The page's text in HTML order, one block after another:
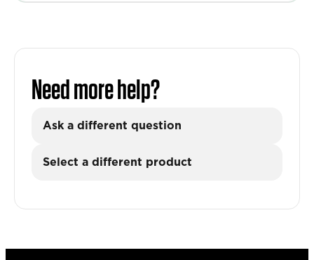
Need more help?
Ask a different question
Select a different product